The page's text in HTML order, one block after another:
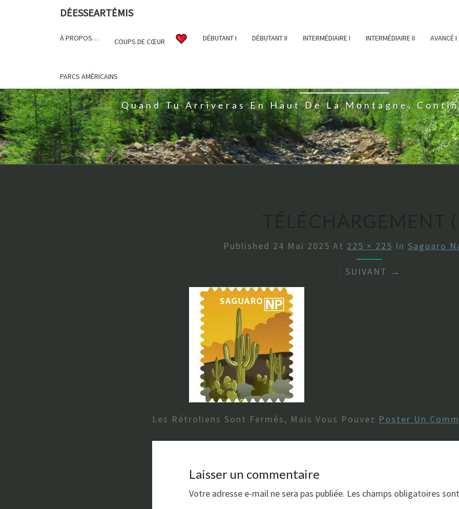
DĖESSEARTĖMIS
À PROPOS… COUPS DE CŒUR DÉBUTANT I DÉBUTANT II INTERMÉDIAIRE I INTERMÉDIAIRE II AVANCÉ I
PARCS AMÉRICAINS
Quand Tu Arriveras En Haut De La Montagne,
Published 24 Mai 2025 At 225 × 225 In Saguaro
SUIVANT →
Les Rétroliens Sont Fermés, Mais Vous Pouvez Poster Un
Laisser un commentaire
Votre adresse e-mail ne sera pas publiée. Les champs obligatoires